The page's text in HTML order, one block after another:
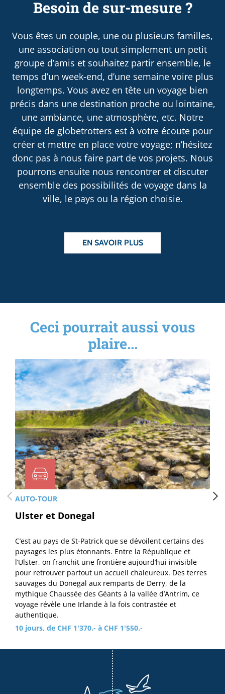
Besoin de sur-mesure ?
Vous êtes un couple, une ou plusieurs familles,
une association ou tout simplement un petit
groupe d’amis et souhaitez partir ensemble, le
temps d’un week-end, d’une semaine voire plus
longtemps. Vous avez en tête un voyage bien
précis dans une destination proche ou lointaine,
une ambiance, une atmosphère, etc. Notre
équipe de globetrotters est à votre écoute pour
créer et mettre en place votre voyage; n’hésitez
donc pas à nous faire part de vos projets. Nous
pourrons ensuite nous rencontrer et discuter
ensemble des possibilités de voyage dans la
ville, le pays ou la région choisie.
EN SAVOIR PLUS
Ceci pourrait aussi vous
plaire...
AUTO-TOUR
Ulster et Donegal
C’est au pays de St-Patrick que se dévoilent certains des
paysages les plus étonnants. Entre la République et
l’Ulster, on franchit une frontière aujourd’hui invisible
pour retrouver partout un accueil chaleureux. Des terres
sauvages du Donegal aux remparts de Derry, de la
mythique Chaussée des Géants à la vallée d’Antrim, ce
voyage révèle une Irlande à la fois contrastée et
authentique.
10 jours, de CHF 1'370.- à CHF 1'550.-